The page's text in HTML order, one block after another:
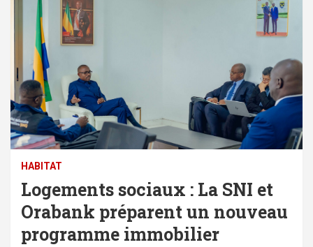
HABITAT
Logements sociaux : La SNI et
Orabank préparent un nouveau
programme immobilier